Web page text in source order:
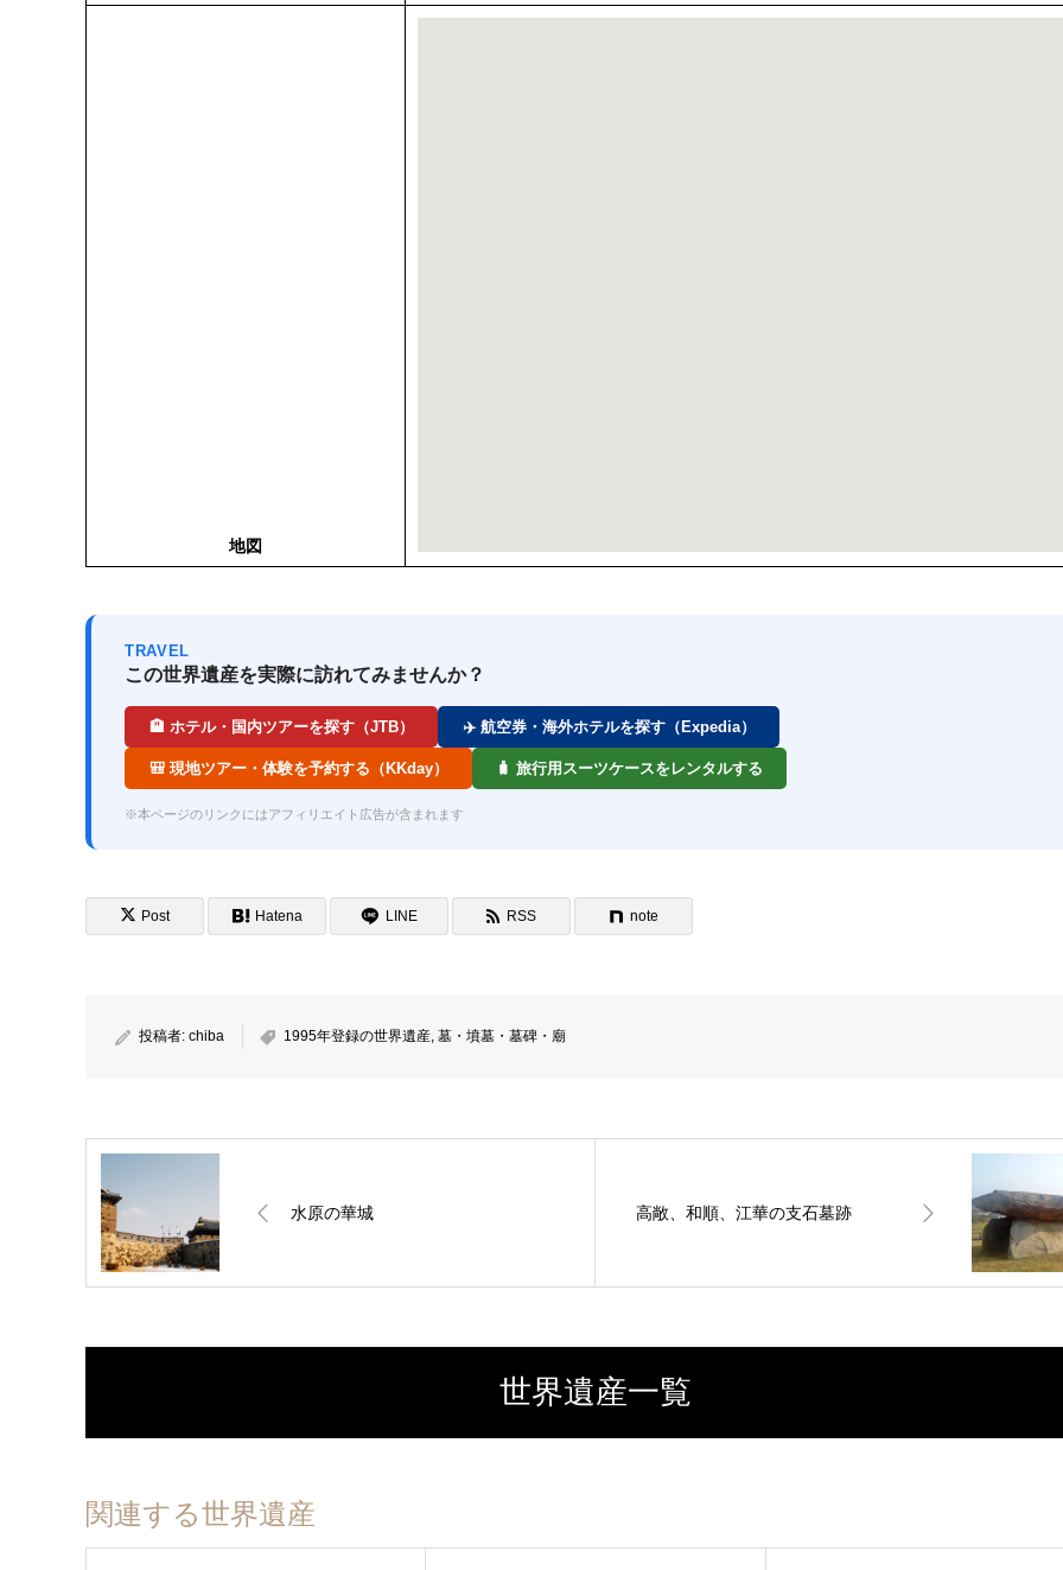
地図
TRAVEL
この世界遺産を実際に訪れてみませんか？
🏨 ホテル・国内ツアーを探す（JTB） ✈️ 航空券・海外ホテルを探す（Expedia）
🎒 現地ツアー・体験を予約する（KKday） 🧳 旅行用スーツケースをレンタルする
※本ページのリンクにはアフィリエイト広告が含まれます
Post Hatena LINE RSS note
投稿者: chiba 1995年登録の世界遺産, 墓・墳墓・墓碑・廟
水原の華城 高敞、和順、江華の支石墓跡
世界遺産一覧
関連する世界遺産